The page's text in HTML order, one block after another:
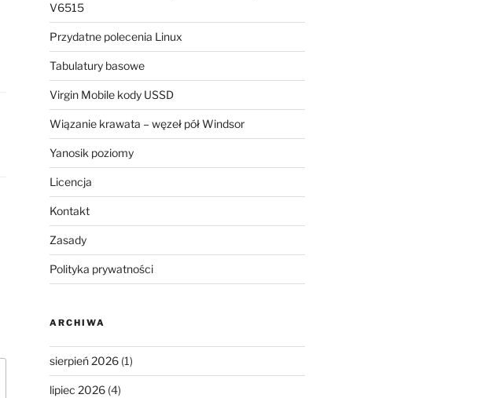
V6515
Przydatne polecenia Linux
Tabulatury basowe
Virgin Mobile kody USSD
Wiązanie krawata – węzeł pół Windsor
Yanosik poziomy
Licencja
Kontakt
Zasady
Polityka prywatności
ARCHIWA
sierpień 2026(1)
lipiec 2026(4)